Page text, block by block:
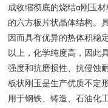
成收缩彻底的烧结α刚玉
的六方板片状晶体结构。
因而具有优异的热体积稳
以上，化学纯度高，因此
强度和抗磨损性、抗侵蚀
板状刚玉是生产优质不定
用于钢铁、铸造、石油化